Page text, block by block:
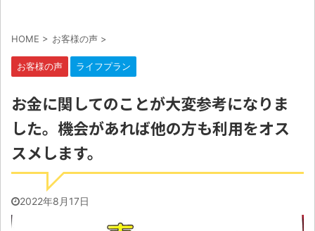
HOME > お客様の声 >
お客様の声 ライフプラン
お金に関してのことが大変参考になりま
した。機会があれば他の方も利用をオス
スメします。
2022年8月17日